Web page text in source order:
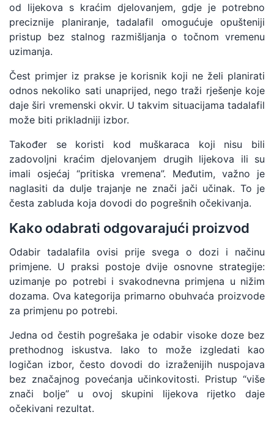
od lijekova s kraćim djelovanjem, gdje je potrebno
preciznije planiranje, tadalafil omogućuje opušteniji
pristup bez stalnog razmišljanja o točnom vremenu
uzimanja.
Čest primjer iz prakse je korisnik koji ne želi planirati
odnos nekoliko sati unaprijed, nego traži rješenje koje
daje širi vremenski okvir. U takvim situacijama tadalafil
može biti prikladniji izbor.
Također se koristi kod muškaraca koji nisu bili
zadovoljni kraćim djelovanjem drugih lijekova ili su
imali osjećaj “pritiska vremena”. Međutim, važno je
naglasiti da dulje trajanje ne znači jači učinak. To je
česta zabluda koja dovodi do pogrešnih očekivanja.
Kako odabrati odgovarajući proizvod
Odabir tadalafila ovisi prije svega o dozi i načinu
primjene. U praksi postoje dvije osnovne strategije:
uzimanje po potrebi i svakodnevna primjena u nižim
dozama. Ova kategorija primarno obuhvaća proizvode
za primjenu po potrebi.
Jedna od čestih pogrešaka je odabir visoke doze bez
prethodnog iskustva. Iako to može izgledati kao
logičan izbor, često dovodi do izraženijih nuspojava
bez značajnog povećanja učinkovitosti. Pristup “više
znači bolje” u ovoj skupini lijekova rijetko daje
očekivani rezultat.